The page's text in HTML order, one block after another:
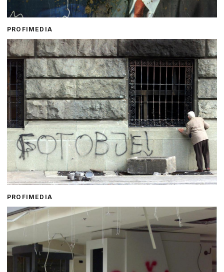
PROFIMEDIA
PROFIMEDIA